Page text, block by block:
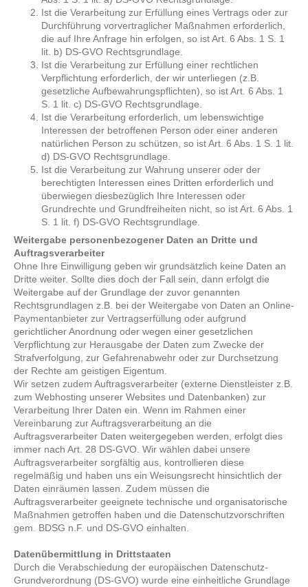
Ist die Verarbeitung zur Erfüllung eines Vertrags oder zur
Durchführung vorvertraglicher Maßnahmen erforderlich,
die auf Ihre Anfrage hin erfolgen, so ist Art. 6 Abs. 1 S. 1
lit. b) DS-GVO Rechtsgrundlage.
Ist die Verarbeitung zur Erfüllung einer rechtlichen
Verpflichtung erforderlich, der wir unterliegen (z.B.
gesetzliche Aufbewahrungspflichten), so ist Art. 6 Abs. 1
S. 1 lit. c) DS-GVO Rechtsgrundlage.
Ist die Verarbeitung erforderlich, um lebenswichtige
Interessen der betroffenen Person oder einer anderen
natürlichen Person zu schützen, so ist Art. 6 Abs. 1 S. 1 lit.
d) DS-GVO Rechtsgrundlage.
Ist die Verarbeitung zur Wahrung unserer oder der
berechtigten Interessen eines Dritten erforderlich und
überwiegen diesbezüglich Ihre Interessen oder
Grundrechte und Grundfreiheiten nicht, so ist Art. 6 Abs. 1
S. 1 lit. f) DS-GVO Rechtsgrundlage.
Weitergabe personenbezogener Daten an Dritte und
Auftragsverarbeiter
Ohne Ihre Einwilligung geben wir grundsätzlich keine Daten an
Dritte weiter. Sollte dies doch der Fall sein, dann erfolgt die
Weitergabe auf der Grundlage der zuvor genannten
Rechtsgrundlagen z.B. bei der Weitergabe von Daten an Online-
Paymentanbieter zur Vertragserfüllung oder aufgrund
gerichtlicher Anordnung oder wegen einer gesetzlichen
Verpflichtung zur Herausgabe der Daten zum Zwecke der
Strafverfolgung, zur Gefahrenabwehr oder zur Durchsetzung
der Rechte am geistigen Eigentum.
Wir setzen zudem Auftragsverarbeiter (externe Dienstleister z.B.
zum Webhosting unserer Websites und Datenbanken) zur
Verarbeitung Ihrer Daten ein. Wenn im Rahmen einer
Vereinbarung zur Auftragsverarbeitung an die
Auftragsverarbeiter Daten weitergegeben werden, erfolgt dies
immer nach Art. 28 DS-GVO. Wir wählen dabei unsere
Auftragsverarbeiter sorgfältig aus, kontrollieren diese
regelmäßig und haben uns ein Weisungsrecht hinsichtlich der
Daten einräumen lassen. Zudem müssen die
Auftragsverarbeiter geeignete technische und organisatorische
Maßnahmen getroffen haben und die Datenschutzvorschriften
gem. BDSG n.F. und DS-GVO einhalten.
Datenübermittlung in Drittstaaten
Durch die Verabschiedung der europäischen Datenschutz-
Grundverordnung (DS-GVO) wurde eine einheitliche Grundlage